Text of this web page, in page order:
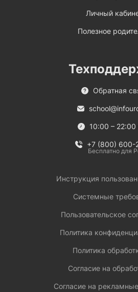
Личный
Полезное
Обратная
10:00 –
+7 (800) 600-
Бесплатно для
Инструкция
Системные
Пользовательское
Политика
Политика
Согласие на
Согласие на